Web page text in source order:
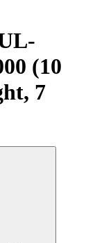
(10
7